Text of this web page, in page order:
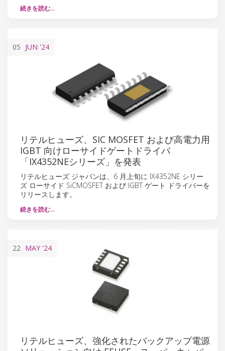
続きを読む…
05 JUN '24
リテルヒューズ、SIC MOSFET および高電力用
IGBT 向けローサイドゲートドライバ
「IX4352NEシリーズ」を発表
リテルヒューズ ジャパンは、6 月上旬に IX4352NE シリー
ズ ローサイド SiCMOSFET および IGBT ゲート ドライバーを
リリースします。
続きを読む…
22 MAY '24
リテルヒューズ、強化されたバックアップ電源